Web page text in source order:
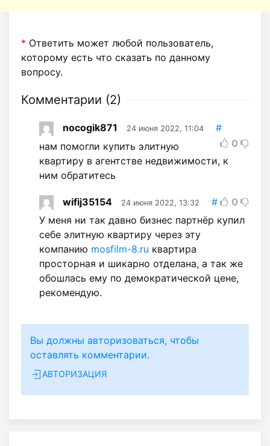
* Ответить может любой пользователь,
которому есть что сказать по данному
вопросу.
Комментарии (2)
nocogik871 24 июня 2022, 11:04
#
0
нам помогли купить элитную
квартиру в агентстве недвижимости, к
ним обратитесь
wifij35154 24 июня 2022, 13:32 #
0
У меня ни так давно бизнес партнёр купил
себе элитную квартиру через эту
компанию mosfilm-8.ru квартира
просторная и шикарно отделана, а так же
обошлась ему по демократической цене,
рекомендую.
Вы должны авторизоваться, чтобы
оставлять комментарии.
АВТОРИЗАЦИЯ